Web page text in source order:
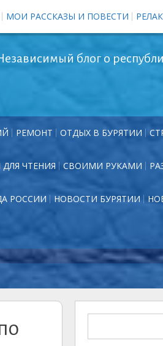
МОИ РАССКАЗЫ И ПОВЕСТИ
блог о
РЕМОНТ ОТДЫХ В БУРЯТИИ
ЧТЕНИЯ СВОИМИ РУКАМИ
РОССИИ НОВОСТИ БУРЯТИИ